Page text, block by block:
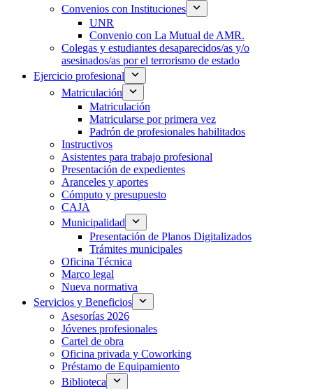
Convenios con Instituciones
UNR
Convenio con La Mutual de AMR.
Colegas y estudiantes desaparecidos/as y/o
asesinados/as por el terrorismo de estado
Ejercicio profesional
Matriculación
Matriculación
Matricularse por primera vez
Padrón de profesionales habilitados
Instructivos
Asistentes para trabajo profesional
Presentación de expedientes
Aranceles y aportes
Cómputo y presupuesto
CAJA
Municipalidad
Presentación de Planos Digitalizados
Trámites municipales
Oficina Técnica
Marco legal
Nueva normativa
Servicios y Beneficios
Asesorías 2026
Jóvenes profesionales
Cartel de obra
Oficina privada y Coworking
Préstamo de Equipamiento
Biblioteca